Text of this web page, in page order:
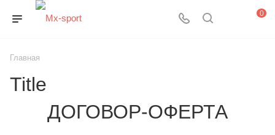
0
Главная
Title
ДОГОВОР-­ОФЕРТА